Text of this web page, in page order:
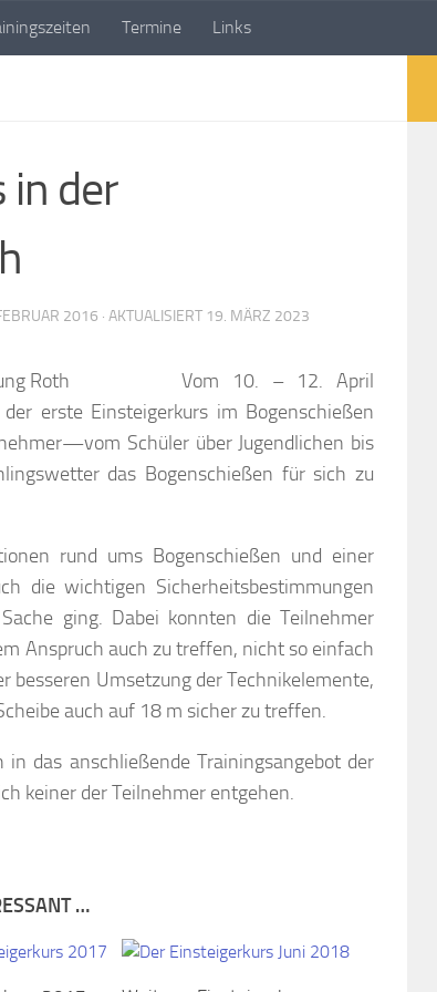
Termine Links
in der
2016 · AKTUALISIERT 19. MÄRZ 2023
Vom 10. – 12. April
erste Einsteigerkurs im Bogenschießen
Schüler über Jugendlichen bis
das Bogenschießen für sich zu
rund ums Bogenschießen und einer
die wichtigen Sicherheitsbestimmungen
ging. Dabei konnten die Teilnehmer
Anspruch auch zu treffen, nicht so einfach
Umsetzung der Technikelemente,
auch auf 18 m sicher zu treffen.
das anschließende Trainingsangebot der
keiner der Teilnehmer entgehen.
…